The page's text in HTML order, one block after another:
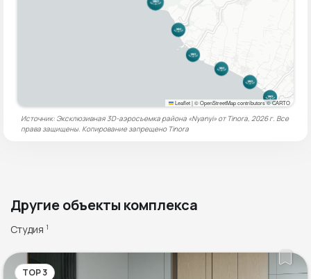
Leaflet|© OpenStreetMap contributors © CARTO
Источник: Эксклюзивная 3D-аэросъемка района «Nyanyi» от Tinora, 2026 г. Все
права защищены. Копирование запрещено Tinora
Другие объекты комплекса
Студия 1
TOP 3